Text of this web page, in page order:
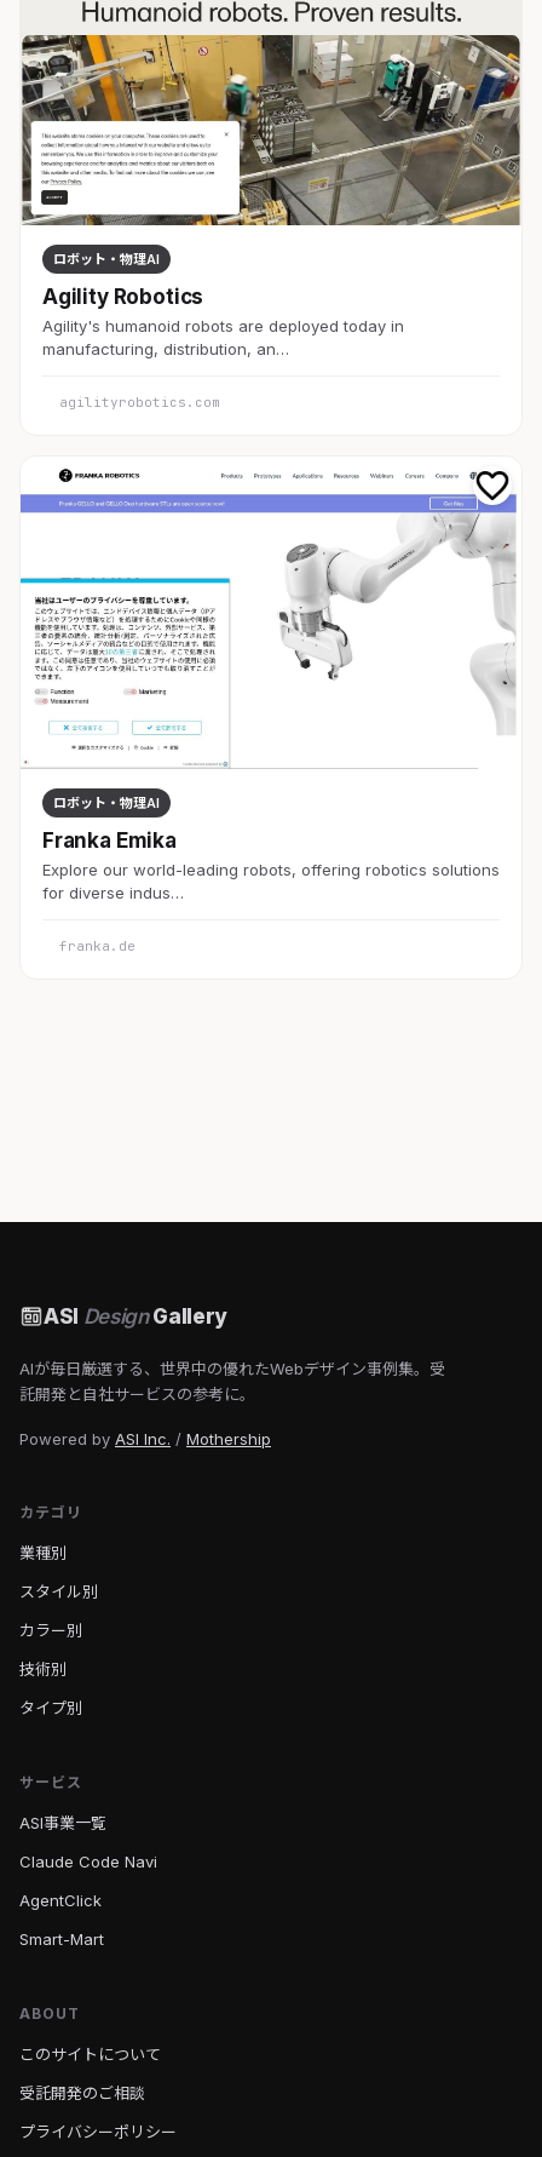
ロボット・物理AI
Agility Robotics
Agility's humanoid robots are deployed today in
manufacturing, distribution, an…
agilityrobotics.com
ロボット・物理AI
Franka Emika
Explore our world-leading robots, offering robotics solutions
for diverse indus…
franka.de
ASI DesignGallery
AIが毎日厳選する、世界中の優れたWebデザイン事例集。受
託開発と自社サービスの参考に。
Powered by ASI Inc. / Mothership
カテゴリ
業種別
スタイル別
カラー別
技術別
タイプ別
サービス
ASI事業一覧
Claude Code Navi
AgentClick
Smart-Mart
ABOUT
このサイトについて
受託開発のご相談
プライバシーポリシー